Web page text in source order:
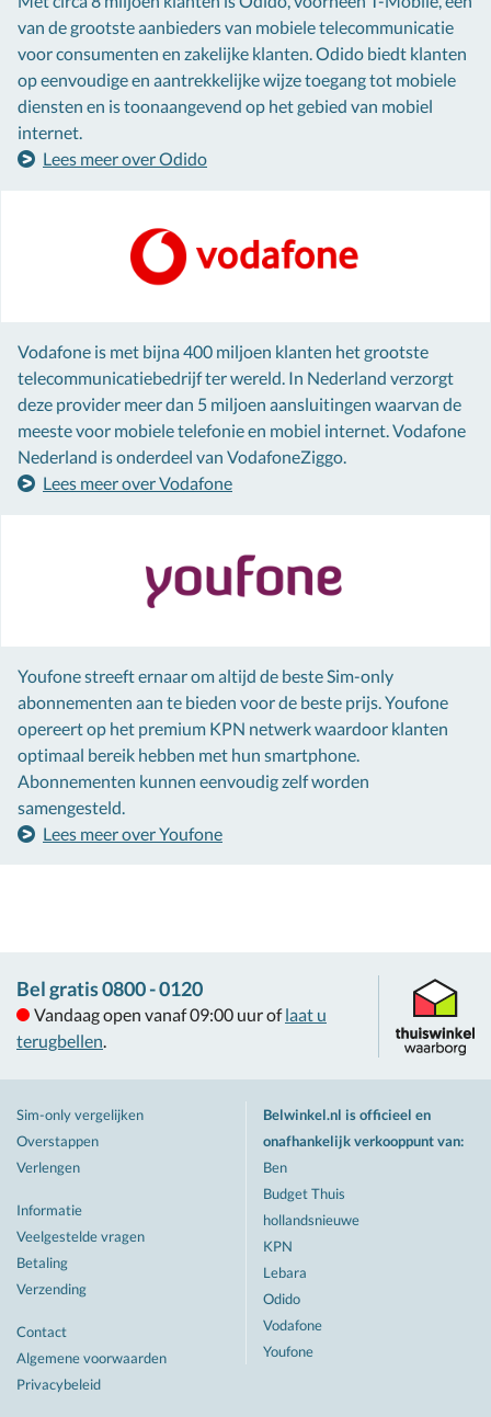
van de grootste aanbieders van mobiele telecommunicatie
voor consumenten en zakelijke klanten. Odido biedt klanten
op eenvoudige en aantrekkelijke wijze toegang tot mobiele
diensten en is toonaangevend op het gebied van mobiel
internet.
Lees meer over Odido
Vodafone is met bijna 400 miljoen klanten het grootste
telecommunicatiebedrijf ter wereld. In Nederland verzorgt
deze provider meer dan 5 miljoen aansluitingen waarvan de
meeste voor mobiele telefonie en mobiel internet. Vodafone
Nederland is onderdeel van VodafoneZiggo.
Lees meer over Vodafone
Youfone streeft ernaar om altijd de beste Sim-only
abonnementen aan te bieden voor de beste prijs. Youfone
opereert op het premium KPN netwerk waardoor klanten
optimaal bereik hebben met hun smartphone.
Abonnementen kunnen eenvoudig zelf worden
samengesteld.
Lees meer over Youfone
Bel gratis 0800 - 0120
Vandaag open vanaf 09:00 uur of laat u
terugbellen.
Sim-only vergelijken
Overstappen
Verlengen
Informatie
Veelgestelde vragen
Betaling
Verzending
Contact
Algemene voorwaarden
Privacybeleid
Belwinkel.nl is officieel en
onafhankelijk verkooppunt van:
Ben
Budget Thuis
hollandsnieuwe
KPN
Lebara
Odido
Vodafone
Youfone